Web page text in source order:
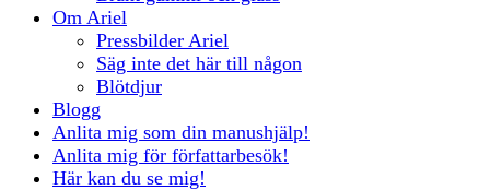
Om Ariel
Pressbilder Ariel
Säg inte det här till någon
Blötdjur
Blogg
Anlita mig som din manushjälp!
Anlita mig för författarbesök!
Här kan du se mig!